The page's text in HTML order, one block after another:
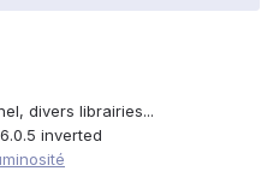
divers librairies...
inverted